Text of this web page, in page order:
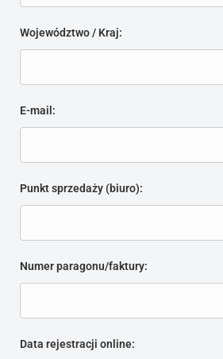
Województwo / Kraj:
E-mail:
Punkt sprzedaży (biuro):
Numer paragonu/faktury:
Data rejestracji online: